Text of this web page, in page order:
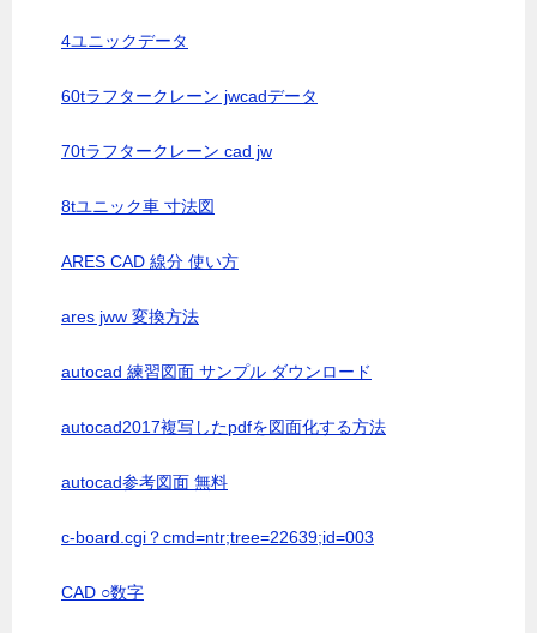
4ユニックデータ
60tラフタークレーン jwcadデータ
70tラフタークレーン cad jw
8tユニック車 寸法図
ARES CAD 線分 使い方
ares jww 変換方法
autocad 練習図面 サンプル ダウンロード
autocad2017複写したpdfを図面化する方法
autocad参考図面 無料
c-board.cgi？cmd=ntr;tree=22639;id=003
CAD ○数字